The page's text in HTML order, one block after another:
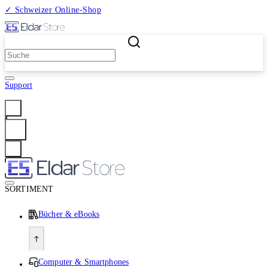
✓ Schweizer Online-Shop
Support
SORTIMENT
Bücher & eBooks
Computer & Smartphones